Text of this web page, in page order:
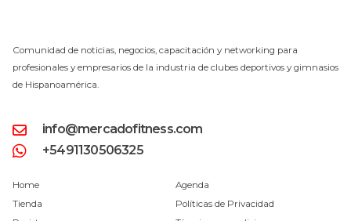
Comunidad de noticias, negocios, capacitación y networking para
profesionales y empresarios de la industria de clubes deportivos y gimnasios
de Hispanoamérica.
info@mercadofitness.com
+5491130506325
Home
Tienda
Agenda
Políticas de Privacidad